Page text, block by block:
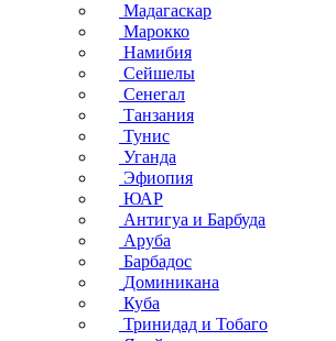
Мадагаскар
Марокко
Намибия
Сейшелы
Сенегал
Танзания
Тунис
Уганда
Эфиопия
ЮАР
Антигуа и Барбуда
Аруба
Барбадос
Доминикана
Куба
Тринидад и Тобаго